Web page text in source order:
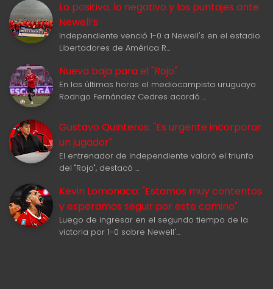
Lo positivo, lo negativo y los puntajes ante
Newell‘s
Independiente venció 1-0 a Newell's en el estadio
Libertadores de América R…
Nueva baja para el "Rojo"
En las últimas horas el mediocampista uruguayo
Rodrigo Fernández Cedres acordó …
Gustavo Quinteros: "Es urgente incorporar
un jugador"
El entrenador de Independiente valoró el triunfo
del "Rojo", destacó …
Kevin Lomonaco: "Estamos muy contentos
y esperamos seguir por este camino"
Luego de ingresar en el segundo tiempo de la
victoria por 1-0 sobre Newell'…